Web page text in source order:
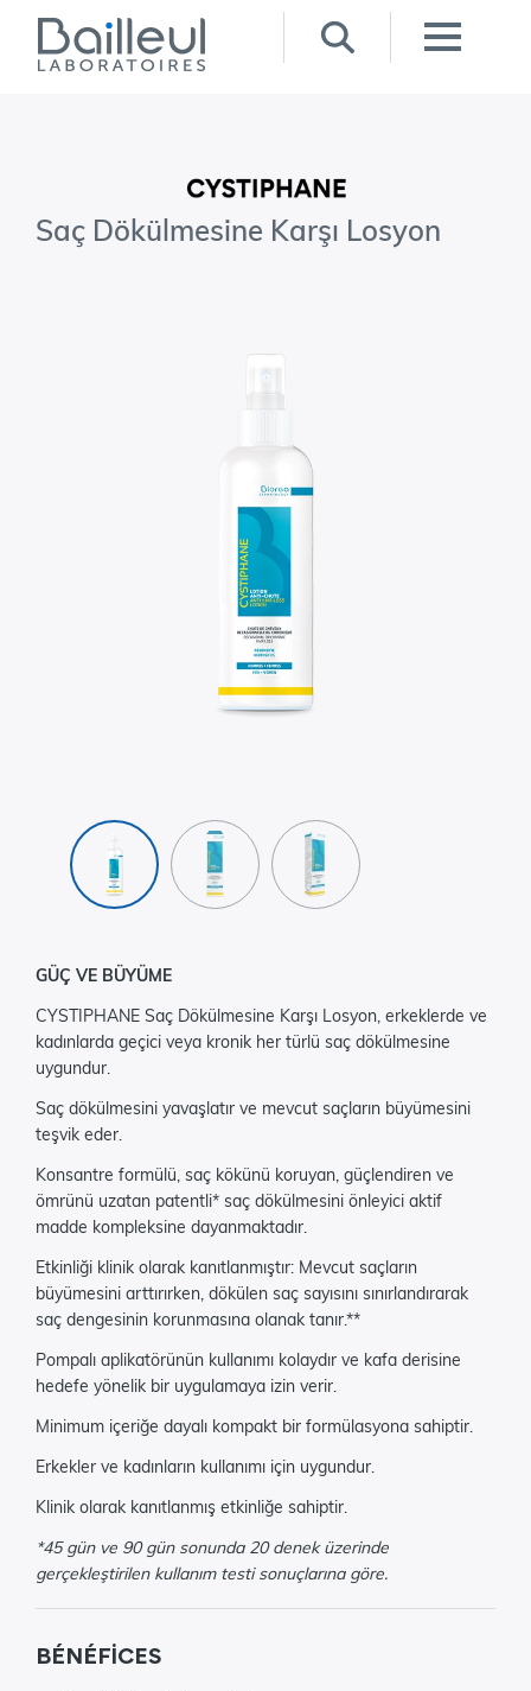
Saç Dökülmesine Karşı Losyon
GÜÇ VE BÜYÜME
CYSTIPHANE Saç Dökülmesine Karşı Losyon, erkeklerde ve
kadınlarda geçici veya kronik her türlü saç dökülmesine
uygundur.
Saç dökülmesini yavaşlatır ve mevcut saçların büyümesini
teşvik eder.
Konsantre formülü, saç kökünü koruyan, güçlendiren ve
ömrünü uzatan patentli* saç dökülmesini önleyici aktif
madde kompleksine dayanmaktadır.
Etkinliği klinik olarak kanıtlanmıştır: Mevcut saçların
büyümesini arttırırken, dökülen saç sayısını sınırlandırarak
saç dengesinin korunmasına olanak tanır.**
Pompalı aplikatörünün kullanımı kolaydır ve kafa derisine
hedefe yönelik bir uygulamaya izin verir.
Minimum içeriğe dayalı kompakt bir formülasyona sahiptir.
Erkekler ve kadınların kullanımı için uygundur.
Klinik olarak kanıtlanmış etkinliğe sahiptir.
*45 gün ve 90 gün sonunda 20 denek üzerinde
gerçekleştirilen kullanım testisonuçlarına göre.
BÉNÉFICES